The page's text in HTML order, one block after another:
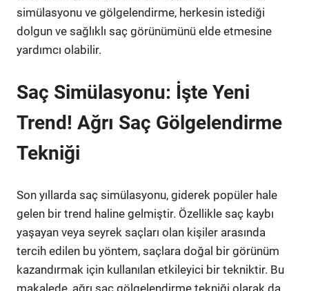
simülasyonu ve gölgelendirme, herkesin istediği
dolgun ve sağlıklı saç görünümünü elde etmesine
yardımcı olabilir.
Saç Simülasyonu: İşte Yeni
Trend! Ağrı Saç Gölgelendirme
Tekniği
Son yıllarda saç simülasyonu, giderek popüler hale
gelen bir trend haline gelmiştir. Özellikle saç kaybı
yaşayan veya seyrek saçları olan kişiler arasında
tercih edilen bu yöntem, saçlara doğal bir görünüm
kazandırmak için kullanılan etkileyici bir tekniktir. Bu
makalede, ağrı saç gölgelendirme tekniği olarak da